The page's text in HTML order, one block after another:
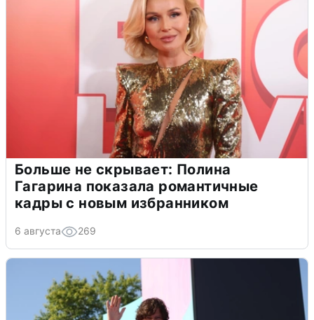
Больше не скрывает: Полина
Гагарина показала романтичные
кадры с новым избранником
6 августа 269